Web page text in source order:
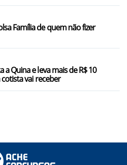
Família de quem não fizer
a Quina e leva mais de R$ 10
vai receber